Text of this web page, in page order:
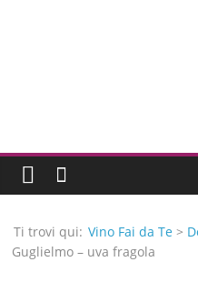
Ti trovi qui: Vino Fai da Te >
Guglielmo – uva fragola